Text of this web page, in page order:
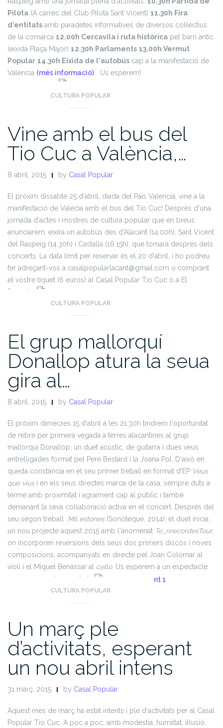
Pilota (A càrrec del Club Pilota Sant Vicent) 11.30h Fira
d'entitats amb paradetes informatives de diversos col·lectius
de la comarca 12.00h Cercavila i ruta històrica pel barri antic
(eixida Plaça Major) 12.30h Parlaments 13.00h Vermut
Popular 14.30h Eixida de l'autobús cap a la manifestació de
València (més informació) Us esperem!
CULTURA POPULAR
Vine amb el bus del
Tio Cuc a València,…
8 abril, 2015 by Casal Popular
El pròxim dissabte 25 d'abril, diada del País Valencià, vine a la
manifestació de Valècia amb el bus del Tio Cuc! Després d'una
jornada d'actes i mostres de cultura popular que en breus
anunciarem, eixirà un autobús des d'Alacant (14.00h), Sant Vicent
del Raspeig (14.30h) i Castalla (16.15h), que tornarà després dels
concerts.
La data límit per reservar és el 20 d'abril, i ho podreu
fer adreçant-vos a casalpopularlacant@gmail.com o comprant
el vostre tiquet (6 euros) al Casal Popular Tio Cuc o a El
Baresito.
CULTURA POPULAR
El grup mallorquí
Donallop atura la seua
gira al…
8 abril, 2015 by Casal Popular
El pròxim dimecres 15 d'abril a les 21.30h tindrem l'oportunitat
de rebre per primera vegada a terres alacantines al grup
mallorquí Donallop, un duet acústic, de guitarra i dues veus
entrelligades format pel Pere Bestard i la Joana Pol. D'això en
queda constància en el seu primer treball en format d'EP Veus
que vius i en els seus directes marca de la casa, sempre duts a
terme amb proximitat i agraïment cap al públic i també
demanant la seva col·laboració activa en el concert. Després del
seu segon treball Mil estones(Sonoteque, 2014), el duet inicia
un nou projecte aquest 2015 amb l'anomenat Te_nrecordesTour,
on incorporen reversions dels seus dos primers discos i noves
composicions, acompanyats en directe pel Joan Colomar al
violí i el Miquel Benàssar al cello. Us esperem a un espectacle
que no us podeu perdre!
CULTURA POPULAR
Un març ple
d’activitats, esperant
un nou abril intens
31 març, 2015 by Casal Popular
Aquest mes de març ha estat intents i ple d'activitats per al Casal
Popular Tio Cuc. A poc a poc, amb modèstia, humiltat, il·lusió,